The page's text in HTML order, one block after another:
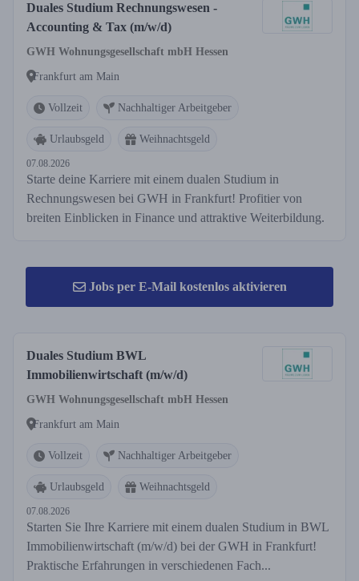
Duales Studium Rechnungswesen -
Accounting & Tax (m/w/d)
GWH Wohnungsgesellschaft mbH Hessen
Frankfurt am Main
Vollzeit Nachhaltiger Arbeitgeber
Urlaubsgeld Weihnachtsgeld
07.08.2026
Starte deine Karriere mit einem dualen Studium in
Rechnungswesen bei GWH in Frankfurt! Profitier von
breiten Einblicken in Finance und attraktive Weiterbildung.
Jobs per E-Mail kostenlos aktivieren
Duales Studium BWL
Immobilienwirtschaft (m/w/d)
GWH Wohnungsgesellschaft mbH Hessen
Frankfurt am Main
Vollzeit Nachhaltiger Arbeitgeber
Urlaubsgeld Weihnachtsgeld
07.08.2026
Starten Sie Ihre Karriere mit einem dualen Studium in BWL
Immobilienwirtschaft (m/w/d) bei der GWH in Frankfurt!
Praktische Erfahrungen in verschiedenen Fach...